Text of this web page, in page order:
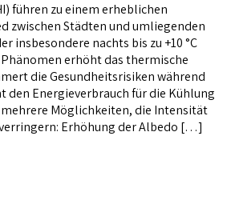
führen zu einem erheblichen
zwischen Städten und umliegenden
insbesondere nachts bis zu +10 °C
erhöht das thermische
die Gesundheitsrisiken während
den Energieverbrauch für die Kühlung
mehrere Möglichkeiten, die Intensität
Erhöhung der Albedo […]